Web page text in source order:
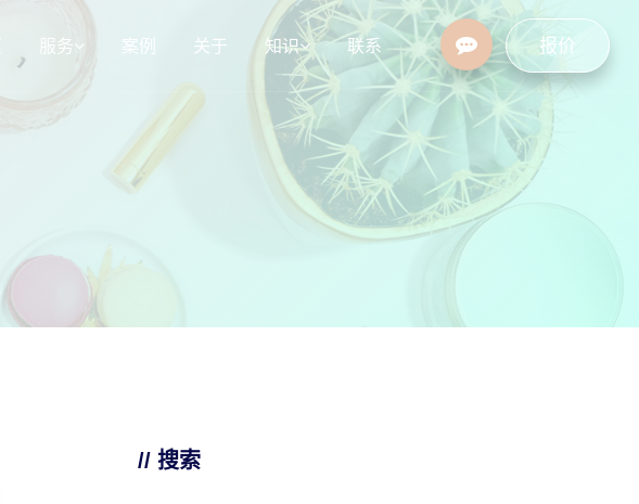
服务
响应式网站建设
3d选装配置器
案例 关于 知识
行业资讯
常见问题
联系 报价
// 搜索